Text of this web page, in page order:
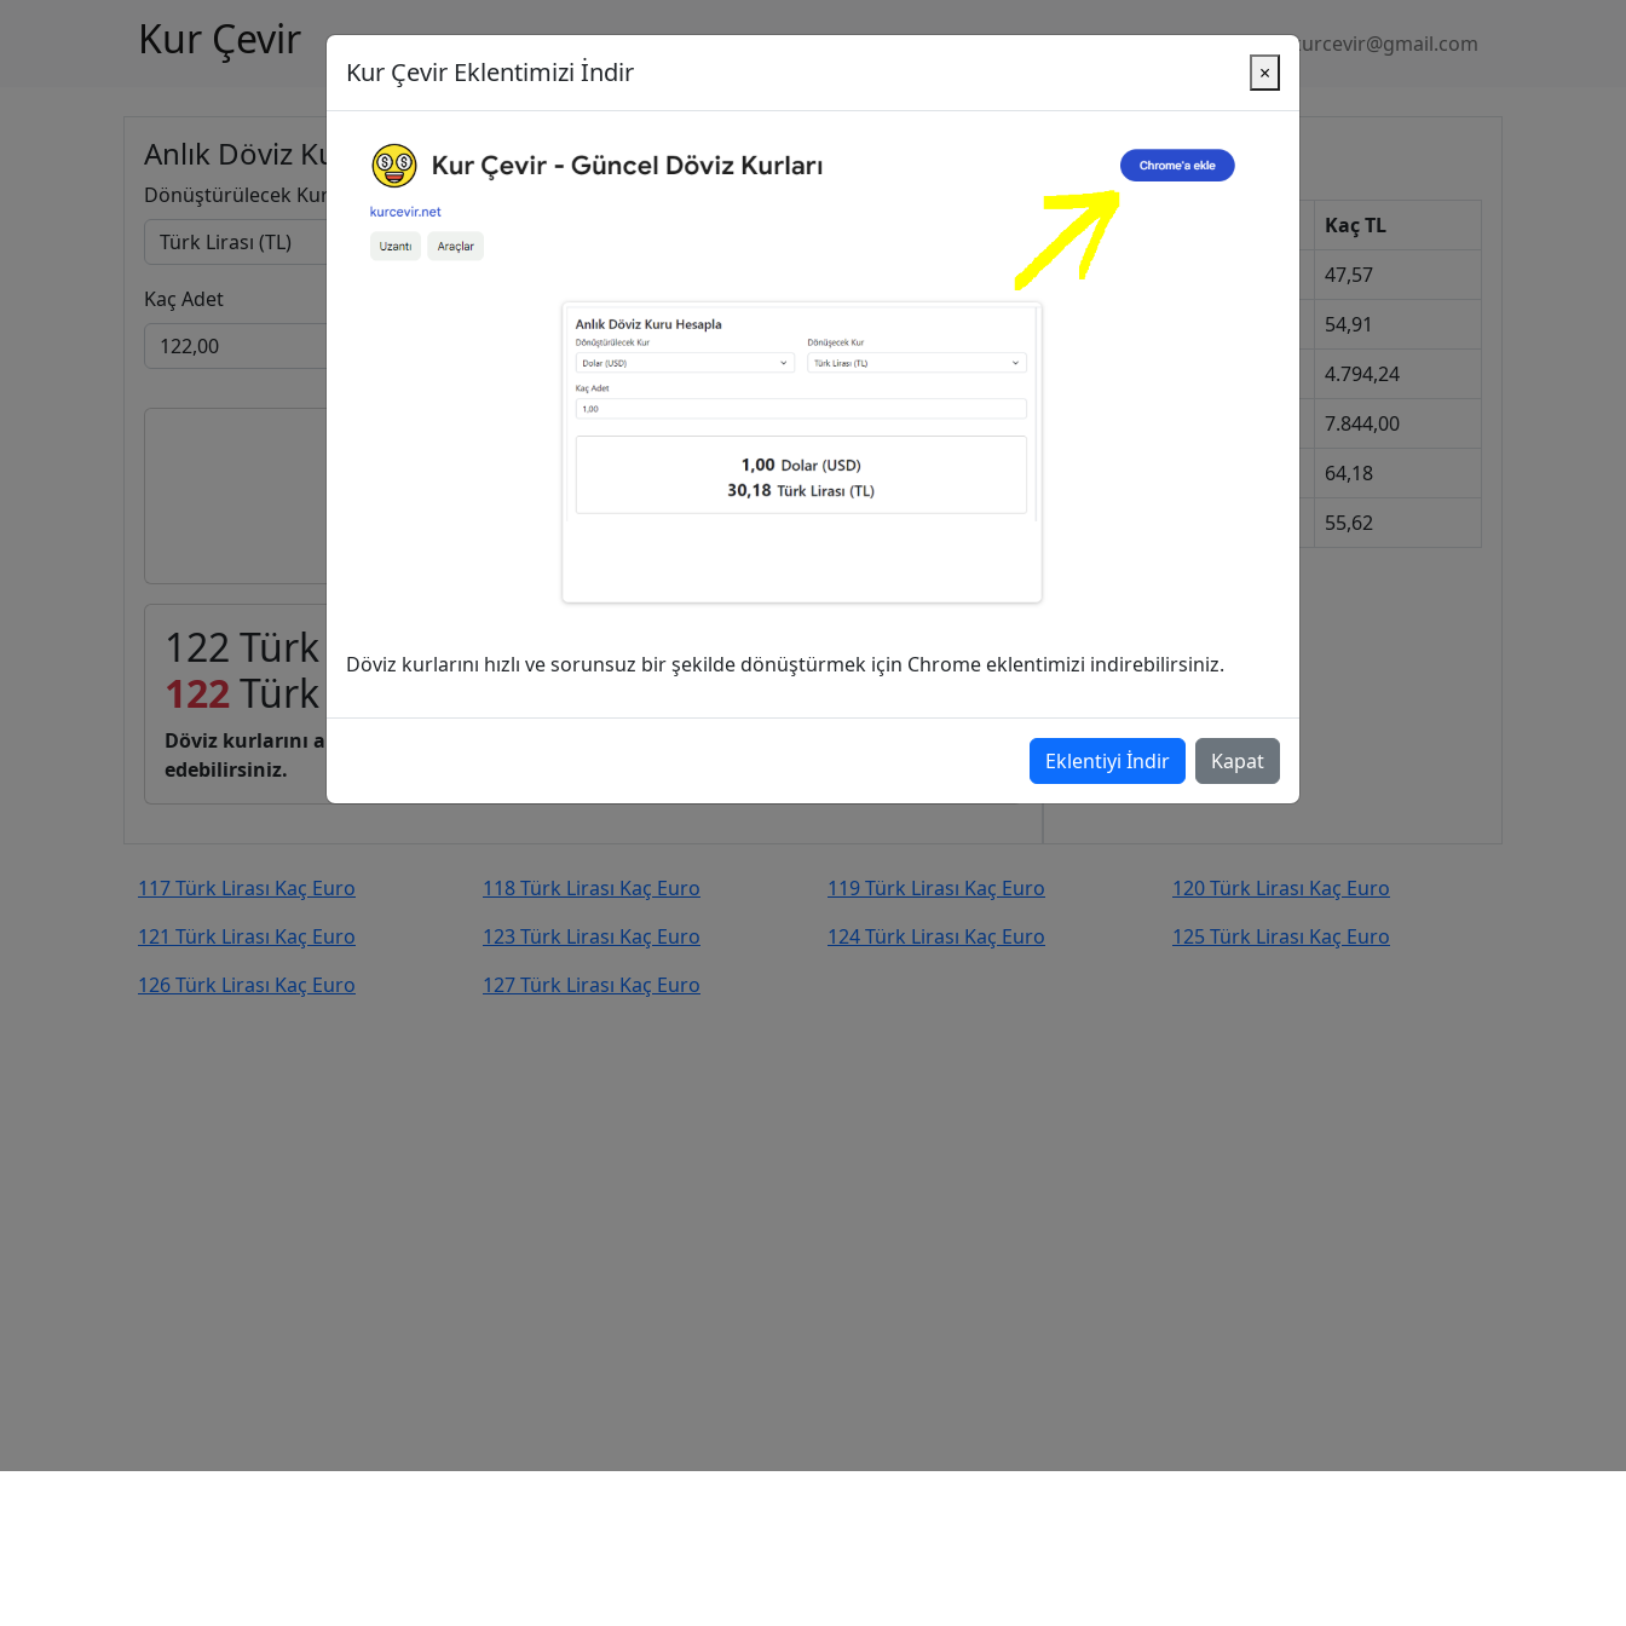
Kur Çevir Gizlilik Politikası kurcevir@gmail.com
Anlık Döviz Kuru Hesapla
Dönüştürülecek Kur
Kaç Adet
Türk Lirası (TL)
122 Türk Lirası (TL) kaç Euro (EUR)?
122Türk Lirası Euro (EUR)
Döviz kurlarını anlık, canlı, basit bir şekilde kurcevir.net adresinden takip
edebilirsiniz.
Güncel Kurlar
Kur
Kaç TL
Dolar
47,57
54,91
4.794,24
7.844,00
64,18
55,62
117 Türk Lirası Kaç Euro 118 Türk Lirası Kaç Euro 119 Türk Lirası Kaç Euro
120 Türk Lirası Kaç Euro
121 Türk Lirası Kaç Euro
123 Türk Lirası Kaç Euro 124 Türk Lirası Kaç Euro
125 Türk Lirası Kaç Euro
126 Türk Lirası Kaç Euro
127 Türk Lirası Kaç Euro
Kur Çevir Eklentimizi İndir ×
Döviz kurlarını hızlı ve sorunsuz bir şekilde dönüştürmek için Chrome eklentimizi indirebilirsiniz.
Eklentiyi İndir Kapat